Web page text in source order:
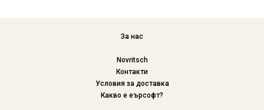
За нас
Novritsch
Контакти
Условия за доставка
Какво е еърсофт?